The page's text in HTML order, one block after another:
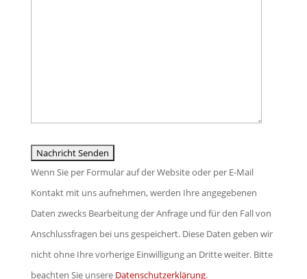
Wenn Sie per Formular auf der Website oder per E-Mail
Kontakt mit uns aufnehmen, werden Ihre angegebenen
Daten zwecks Bearbeitung der Anfrage und für den Fall von
Anschlussfragen bei uns gespeichert. Diese Daten geben wir
nicht ohne Ihre vorherige Einwilligung an Dritte weiter. Bitte
beachten Sie unsere Datenschutzerklärung.